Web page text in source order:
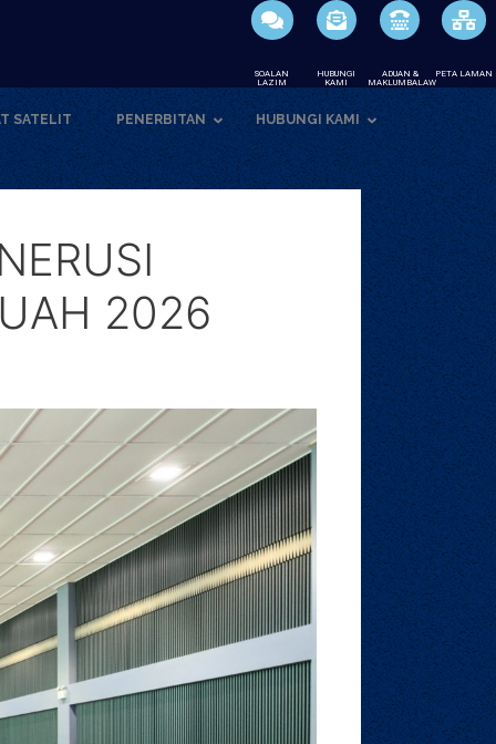
SOALAN
LAZIM
HUBUNGI
KAMI
ADUAN &
MAKLUMBALAW
PETA LAMAN
SATELIT PENERBITAN HUBUNGI KAMI
2026